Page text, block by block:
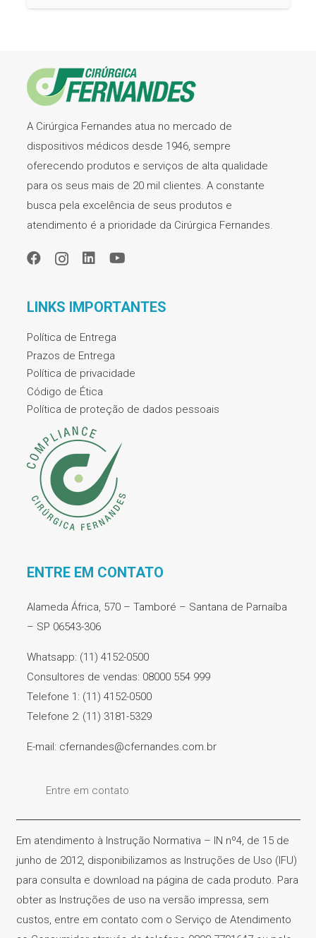
A Cirúrgica Fernandes atua no mercado de
dispositivos médicos desde 1946, sempre
oferecendo produtos e serviços de alta qualidade
para os seus mais de 20 mil clientes. A constante
busca pela excelência de seus produtos e
atendimento é a prioridade da Cirúrgica Fernandes.
LINKS IMPORTANTES
Política de Entrega
Prazos de Entrega
Política de privacidade
Código de Ética
Política de proteção de dados pessoais
ENTRE EM CONTATO
Alameda África, 570 – Tamboré – Santana de Parnaíba
– SP 06543-306
Whatsapp: (11) 4152-0500
Consultores de vendas: 08000 554 999
Telefone 1: (11) 4152-0500
Telefone 2: (11) 3181-5329
E-mail: cfernandes@cfernandes.com.br
Entre em contato
Em atendimento à Instrução Normativa – IN nº4, de 15 de
junho de 2012, disponibilizamos as Instruções de Uso (IFU)
para consulta e download na página de cada produto. Para
obter as Instruções de uso na versão impressa, sem
custos, entre em contato com o Serviço de Atendimento